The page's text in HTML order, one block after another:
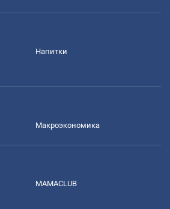
Напитки
Mакроэкономика
MAMACLUB